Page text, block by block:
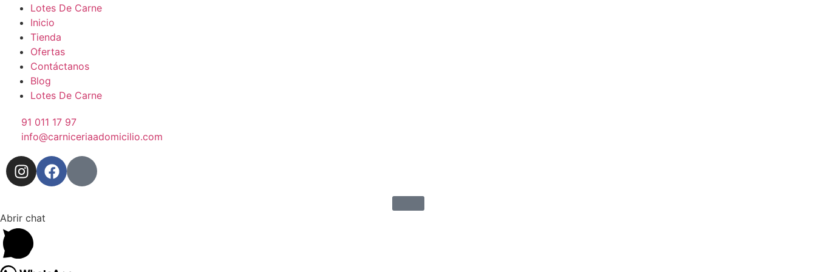
Lotes De Carne
Inicio
Tienda
Ofertas
Contáctanos
Blog
Lotes De Carne
91 011 17 97
info@carniceriaadomicilio.com
Abrir chat